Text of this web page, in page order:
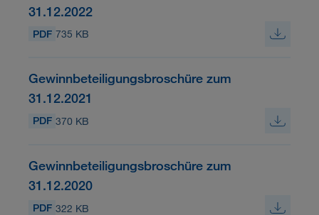
31.12.2022
PDF 735 KB
Gewinnbeteiligungsbroschüre zum
31.12.2021
PDF 370 KB
Gewinnbeteiligungsbroschüre zum
31.12.2020
PDF 322 KB